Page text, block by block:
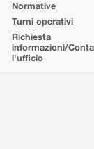
Normative
Turni operativi
Richiesta
informazioni/
l'ufficio